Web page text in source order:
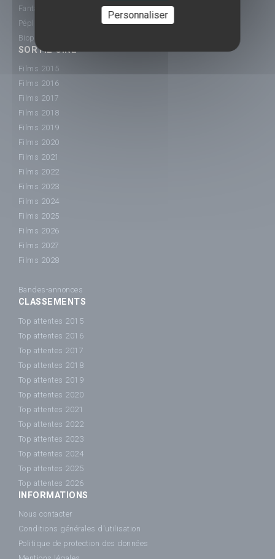
Fantastique
Péplum
Biopic
SORTIE CINÉ
Films 2015
Films 2016
Films 2017
Films 2018
Films 2019
Films 2020
Films 2021
Films 2022
Films 2023
Films 2024
Films 2025
Films 2026
Films 2027
Films 2028
Bandes-annonces
CLASSEMENTS
Top attentes 2015
Top attentes 2016
Top attentes 2017
Top attentes 2018
Top attentes 2019
Top attentes 2020
Top attentes 2021
Top attentes 2022
Top attentes 2023
Top attentes 2024
Top attentes 2025
Top attentes 2026
INFORMATIONS
Nous contacter
Conditions générales d'utilisation
Politique de protection des données
Personnaliser